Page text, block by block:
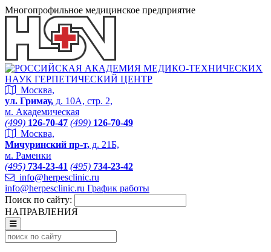
Многопрофильное медицинское предприятие
Москва,
ул. Гримау, д. 10А, стр. 2,
м. Академическая
(499) 126-70-47 (499) 126-70-49
Москва,
Мичуринский пр-т, д. 21Б,
м. Раменки
(495) 734-23-41 (495) 734-23-42
info@herpesclinic.ru
info@herpesclinic.ru График работы
Поиск по сайту:
НАПРАВЛЕНИЯ